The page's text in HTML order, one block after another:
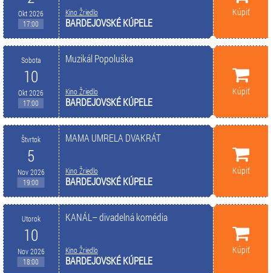
Okt 2026
17:00
Kino Žriedlo
BARDEJOVSKÉ KÚPELE
Kúpiť
Sobota
10
Okt 2026
17:00
Muzikál Popoluška
Kino Žriedlo
BARDEJOVSKÉ KÚPELE
Kúpiť
Štvrtok
5
Nov 2026
19:00
MAMA UMRELA DVAKRÁT
Kino Žriedlo
BARDEJOVSKÉ KÚPELE
Kúpiť
Utorok
10
Nov 2026
18:00
KANÁL– divadelná komédia
Kino Žriedlo
BARDEJOVSKÉ KÚPELE
Kúpiť